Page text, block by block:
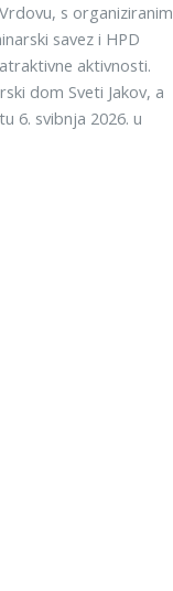
s organiziranim
savez i HPD
aktivnosti.
dom Sveti Jakov, a
6. svibnja 2026. u